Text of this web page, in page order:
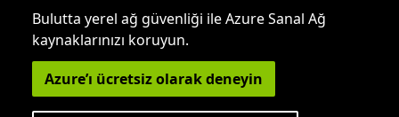
Bulutta yerel ağ güvenliği ile Azure Sanal Ağ
kaynaklarınızı koruyun.
Azure’ı ücretsiz olarak deneyin